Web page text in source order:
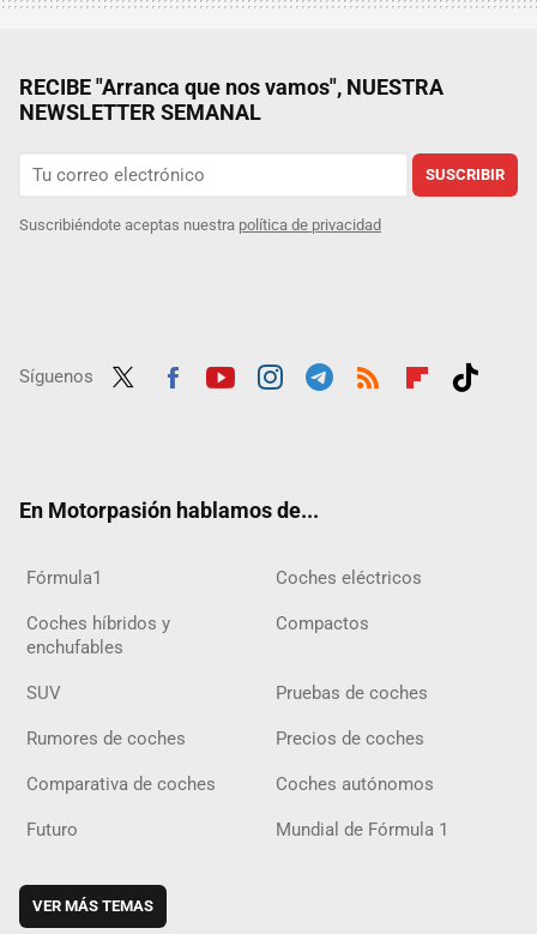
RECIBE "Arranca que nos vamos", NUESTRA
NEWSLETTER SEMANAL
SUSCRIBIR
Suscribiéndote aceptas nuestra política de privacidad
Síguenos
En Motorpasión hablamos de...
Fórmula1 Coches eléctricos
Coches híbridos y
enchufables
Compactos
SUV Pruebas de coches
Rumores de coches Precios de coches
Comparativa de coches Coches autónomos
Futuro Mundial de Fórmula 1
VER MÁS TEMAS